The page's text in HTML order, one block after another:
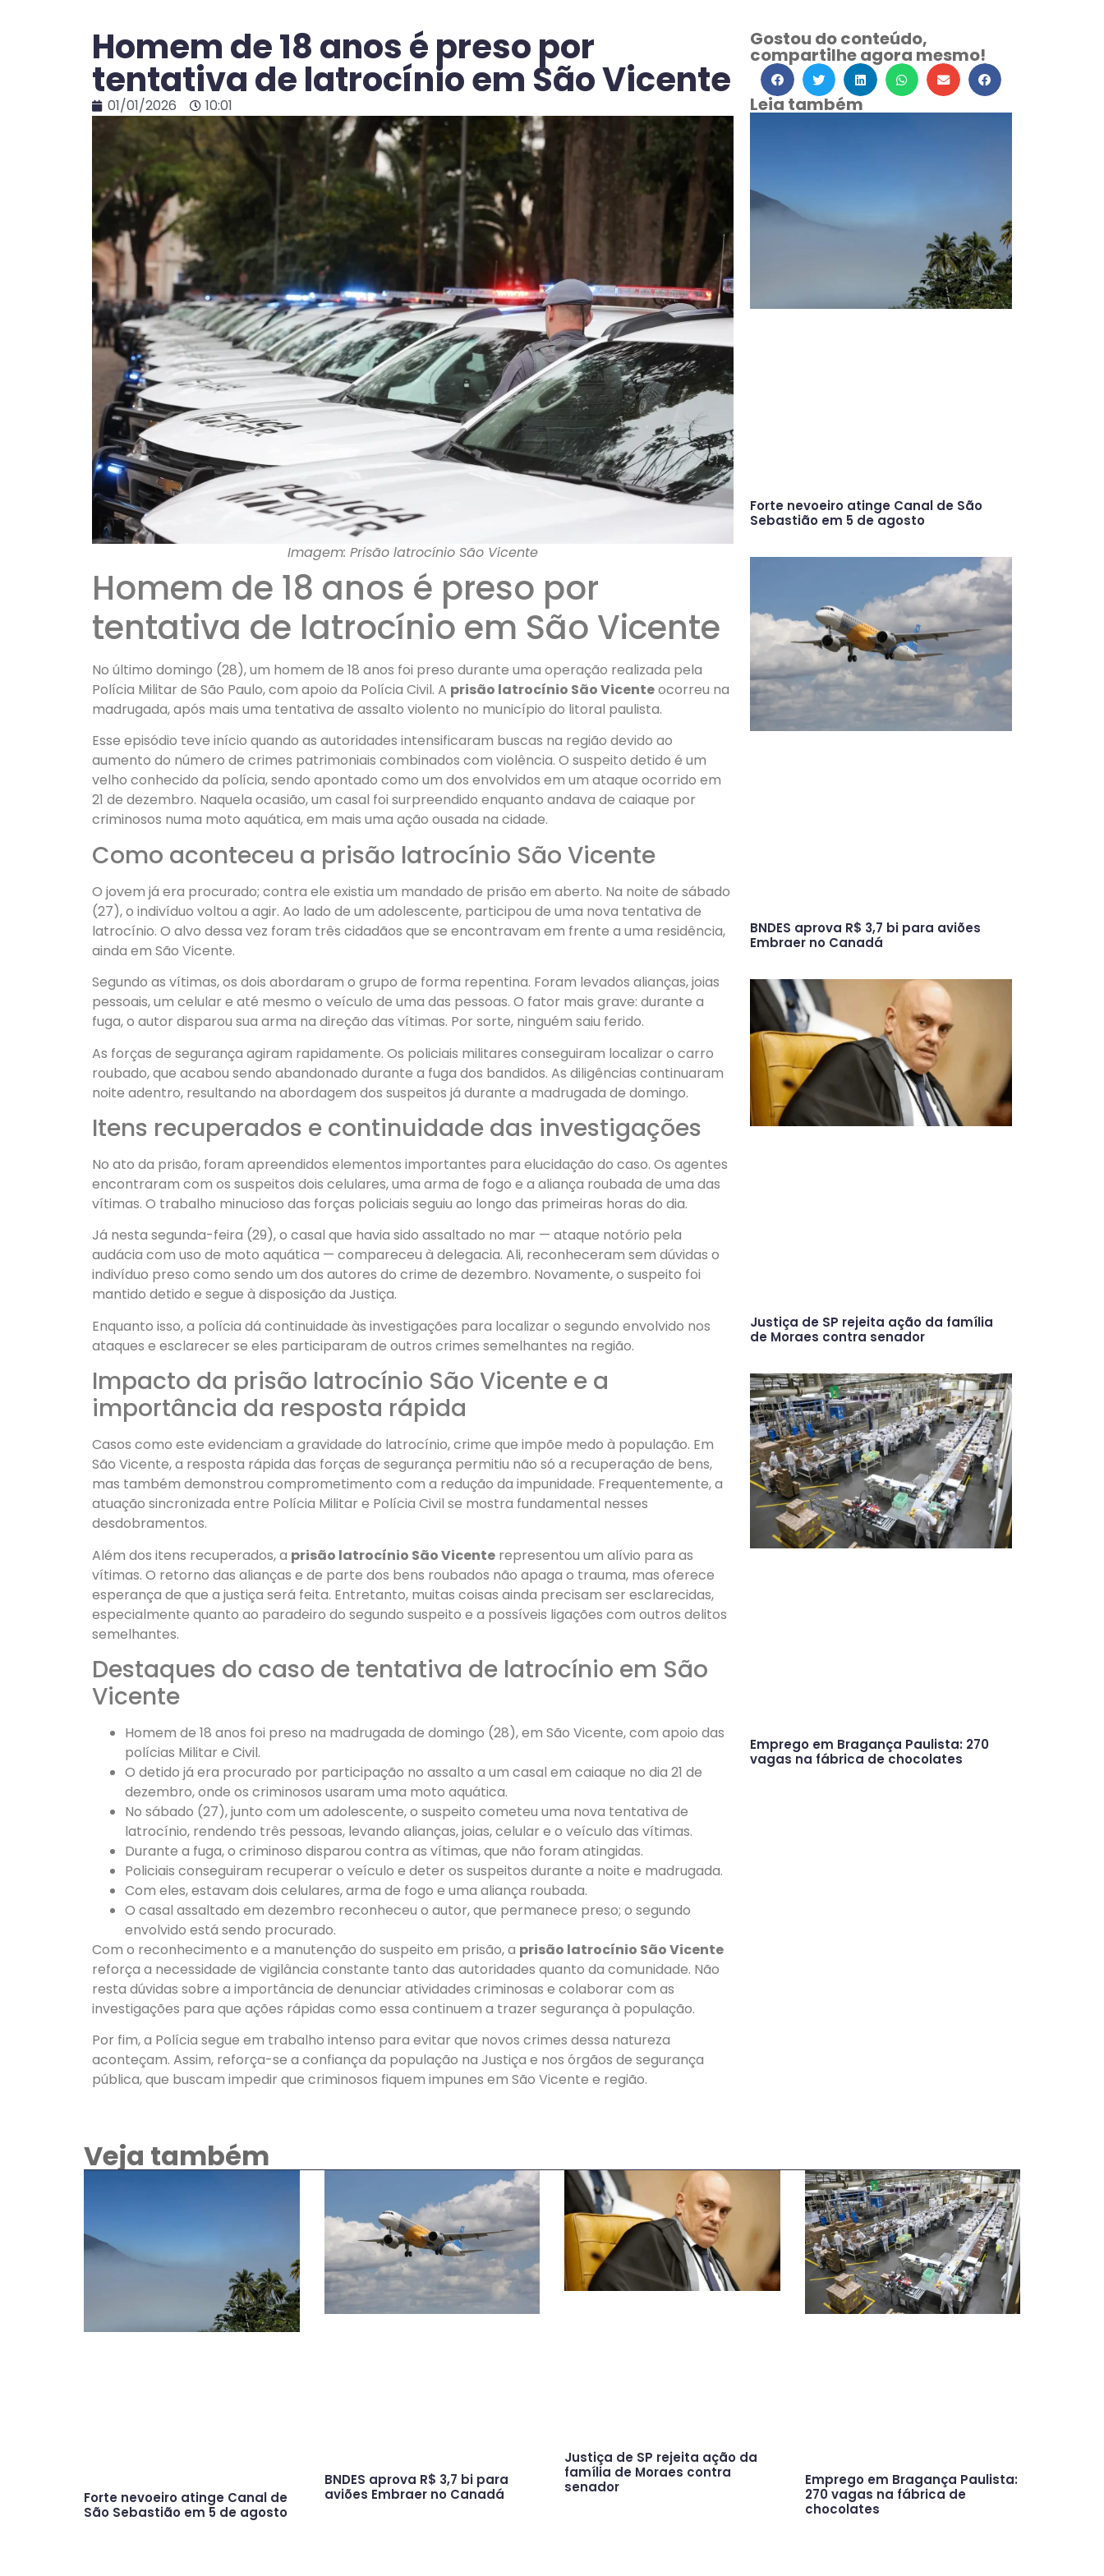
Homem de 18 anos é preso por
tentativa de latrocínio em São Vicente
01/01/2026 10:01
Imagem: Prisão latrocínio São Vicente
Homem de 18 anos é preso por
tentativa de latrocínio em São Vicente
No último domingo (28), um homem de 18 anos foi preso durante uma operação realizada pela
Polícia Militar de São Paulo, com apoio da Polícia Civil. A prisão latrocínio São Vicenteocorreu na
madrugada, após mais uma tentativa de assalto violento no município do litoral paulista.
Esse episódio teve início quando as autoridades intensificaram buscas na região devido ao
aumento do número de crimes patrimoniais combinados com violência. O suspeito detido é um
velho conhecido da polícia, sendo apontado como um dos envolvidos em um ataque ocorrido em
21 de dezembro. Naquela ocasião, um casal foi surpreendido enquanto andava de caiaque por
criminosos numa moto aquática, em mais uma ação ousada na cidade.
Como aconteceu a prisão latrocínio São Vicente
O jovem já era procurado; contra ele existia um mandado de prisão em aberto. Na noite de sábado
(27), o indivíduo voltou a agir. Ao lado de um adolescente, participou de uma nova tentativa de
latrocínio. O alvo dessa vez foram três cidadãos que se encontravam em frente a uma residência,
ainda em São Vicente.
Segundo as vítimas, os dois abordaram o grupo de forma repentina. Foram levados alianças, joias
pessoais, um celular e até mesmo o veículo de uma das pessoas. O fator mais grave: durante a
fuga, o autor disparou sua arma na direção das vítimas. Por sorte, ninguém saiu ferido.
As forças de segurança agiram rapidamente. Os policiais militares conseguiram localizar o carro
roubado, que acabou sendo abandonado durante a fuga dos bandidos. As diligências continuaram
noite adentro, resultando na abordagem dos suspeitos já durante a madrugada de domingo.
Itens recuperados e continuidade das investigações
No ato da prisão, foram apreendidos elementos importantes para elucidação do caso. Os agentes
encontraram com os suspeitos dois celulares, uma arma de fogo e a aliança roubada de uma das
vítimas. O trabalho minucioso das forças policiais seguiu ao longo das primeiras horas do dia.
Já nesta segunda-feira (29), o casal que havia sido assaltado no mar — ataque notório pela
audácia com uso de moto aquática — compareceu à delegacia. Ali, reconheceram sem dúvidas o
indivíduo preso como sendo um dos autores do crime de dezembro. Novamente, o suspeito foi
mantido detido e segue à disposição da Justiça.
Enquanto isso, a polícia dá continuidade às investigações para localizar o segundo envolvido nos
ataques e esclarecer se eles participaram de outros crimes semelhantes na região.
Impacto da prisão latrocínio São Vicente e a
importância da resposta rápida
Casos como este evidenciam a gravidade do latrocínio, crime que impõe medo à população. Em
São Vicente, a resposta rápida das forças de segurança permitiu não só a recuperação de bens,
mas também demonstrou comprometimento com a redução da impunidade. Frequentemente, a
atuação sincronizada entre Polícia Militar e Polícia Civil se mostra fundamental nesses
desdobramentos.
Além dos itens recuperados, a prisão latrocínio São Vicente representou um alívio para as
vítimas. O retorno das alianças e de parte dos bens roubados não apaga o trauma, mas oferece
esperança de que a justiça será feita. Entretanto, muitas coisas ainda precisam ser esclarecidas,
especialmente quanto ao paradeiro do segundo suspeito e a possíveis ligações com outros delitos
semelhantes.
Destaques do caso de tentativa de latrocínio em São
Vicente
Homem de 18 anos foi preso na madrugada de domingo (28), em São Vicente, com apoio das
polícias Militar e Civil.
O detido já era procurado por participação no assalto a um casal em caiaque no dia 21 de
dezembro, onde os criminosos usaram uma moto aquática.
No sábado (27), junto com um adolescente, o suspeito cometeu uma nova tentativa de
latrocínio, rendendo três pessoas, levando alianças, joias, celular e o veículo das vítimas.
Durante a fuga, o criminoso disparou contra as vítimas, que não foram atingidas.
Policiais conseguiram recuperar o veículo e deter os suspeitos durante a noite e madrugada.
Com eles, estavam dois celulares, arma de fogo e uma aliança roubada.
O casal assaltado em dezembro reconheceu o autor, que permanece preso; o segundo
envolvido está sendo procurado.
Com o reconhecimento e a manutenção do suspeito em prisão, a prisão latrocínio São Vicente
reforça a necessidade de vigilância constante tanto das autoridades quanto da comunidade. Não
resta dúvidas sobre a importância de denunciar atividades criminosas e colaborar com as
investigações para que ações rápidas como essa continuem a trazer segurança à população.
Por fim, a Polícia segue em trabalho intenso para evitar que novos crimes dessa natureza
aconteçam. Assim, reforça-se a confiança da população na Justiça e nos órgãos de segurança
pública, que buscam impedir que criminosos fiquem impunes em São Vicente e região.
Gostou do conteúdo,
compartilhe agora mesmo!
Leia também
Forte nevoeiro atinge Canal de São
Sebastião em 5 de agosto
BNDES aprova R$ 3,7 bi para aviões
Embraer no Canadá
Justiça de SP rejeita ação da família
de Moraes contra senador
Emprego em Bragança Paulista: 270
vagas na fábrica de chocolates
Veja também
Forte nevoeiro atinge Canal de
São Sebastião em 5 de agosto
BNDES aprova R$ 3,7 bi para
aviões Embraer no Canadá
Justiça de SP rejeita ação da
família de Moraes contra
senador
Emprego em Bragança Paulista:
270 vagas na fábrica de
chocolates